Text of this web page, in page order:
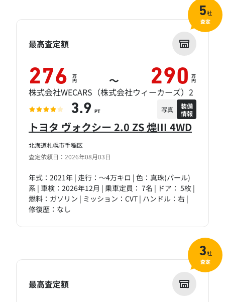
北海道札幌市手稲区
査定依頼日：2026年08月03日
トヨタ ヴォクシー 2.0 ZS 煌III 4WD
年式：2021年 | 走行：～4万キロ | 色：真珠(パール)
系 | 車検：2026年12月 | 乗車定員： 7名 | ドア： 5枚 |
燃料：ガソリン | ミッション：CVT | ハンドル：右 |
修復歴：なし
最高査定額
276 万
円 ～ 290 万
円
株式会社WECARS（株式会社ウィーカーズ）2
3.9 PT 写真
装備
情報
5社
査定
最高査定額
3社
査定